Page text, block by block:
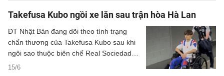
Takefusa Kubo ngồi xe lăn sau trận hòa Hà Lan
15/6
ĐT Nhật Bản đang dõi theo tình trạng
chấn thương của Takefusa Kubo sau khi
ngôi sao thuộc biên chế Real Sociedad
phải rời sân bằng xe lăn sau trận hòa 2-2